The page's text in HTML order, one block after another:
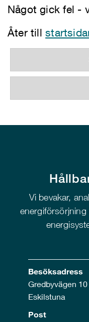
Något gick fel -
Åter till
Vi bevakar,
Besöksadress
Gredbyvägen 10
Eskilstuna
Post